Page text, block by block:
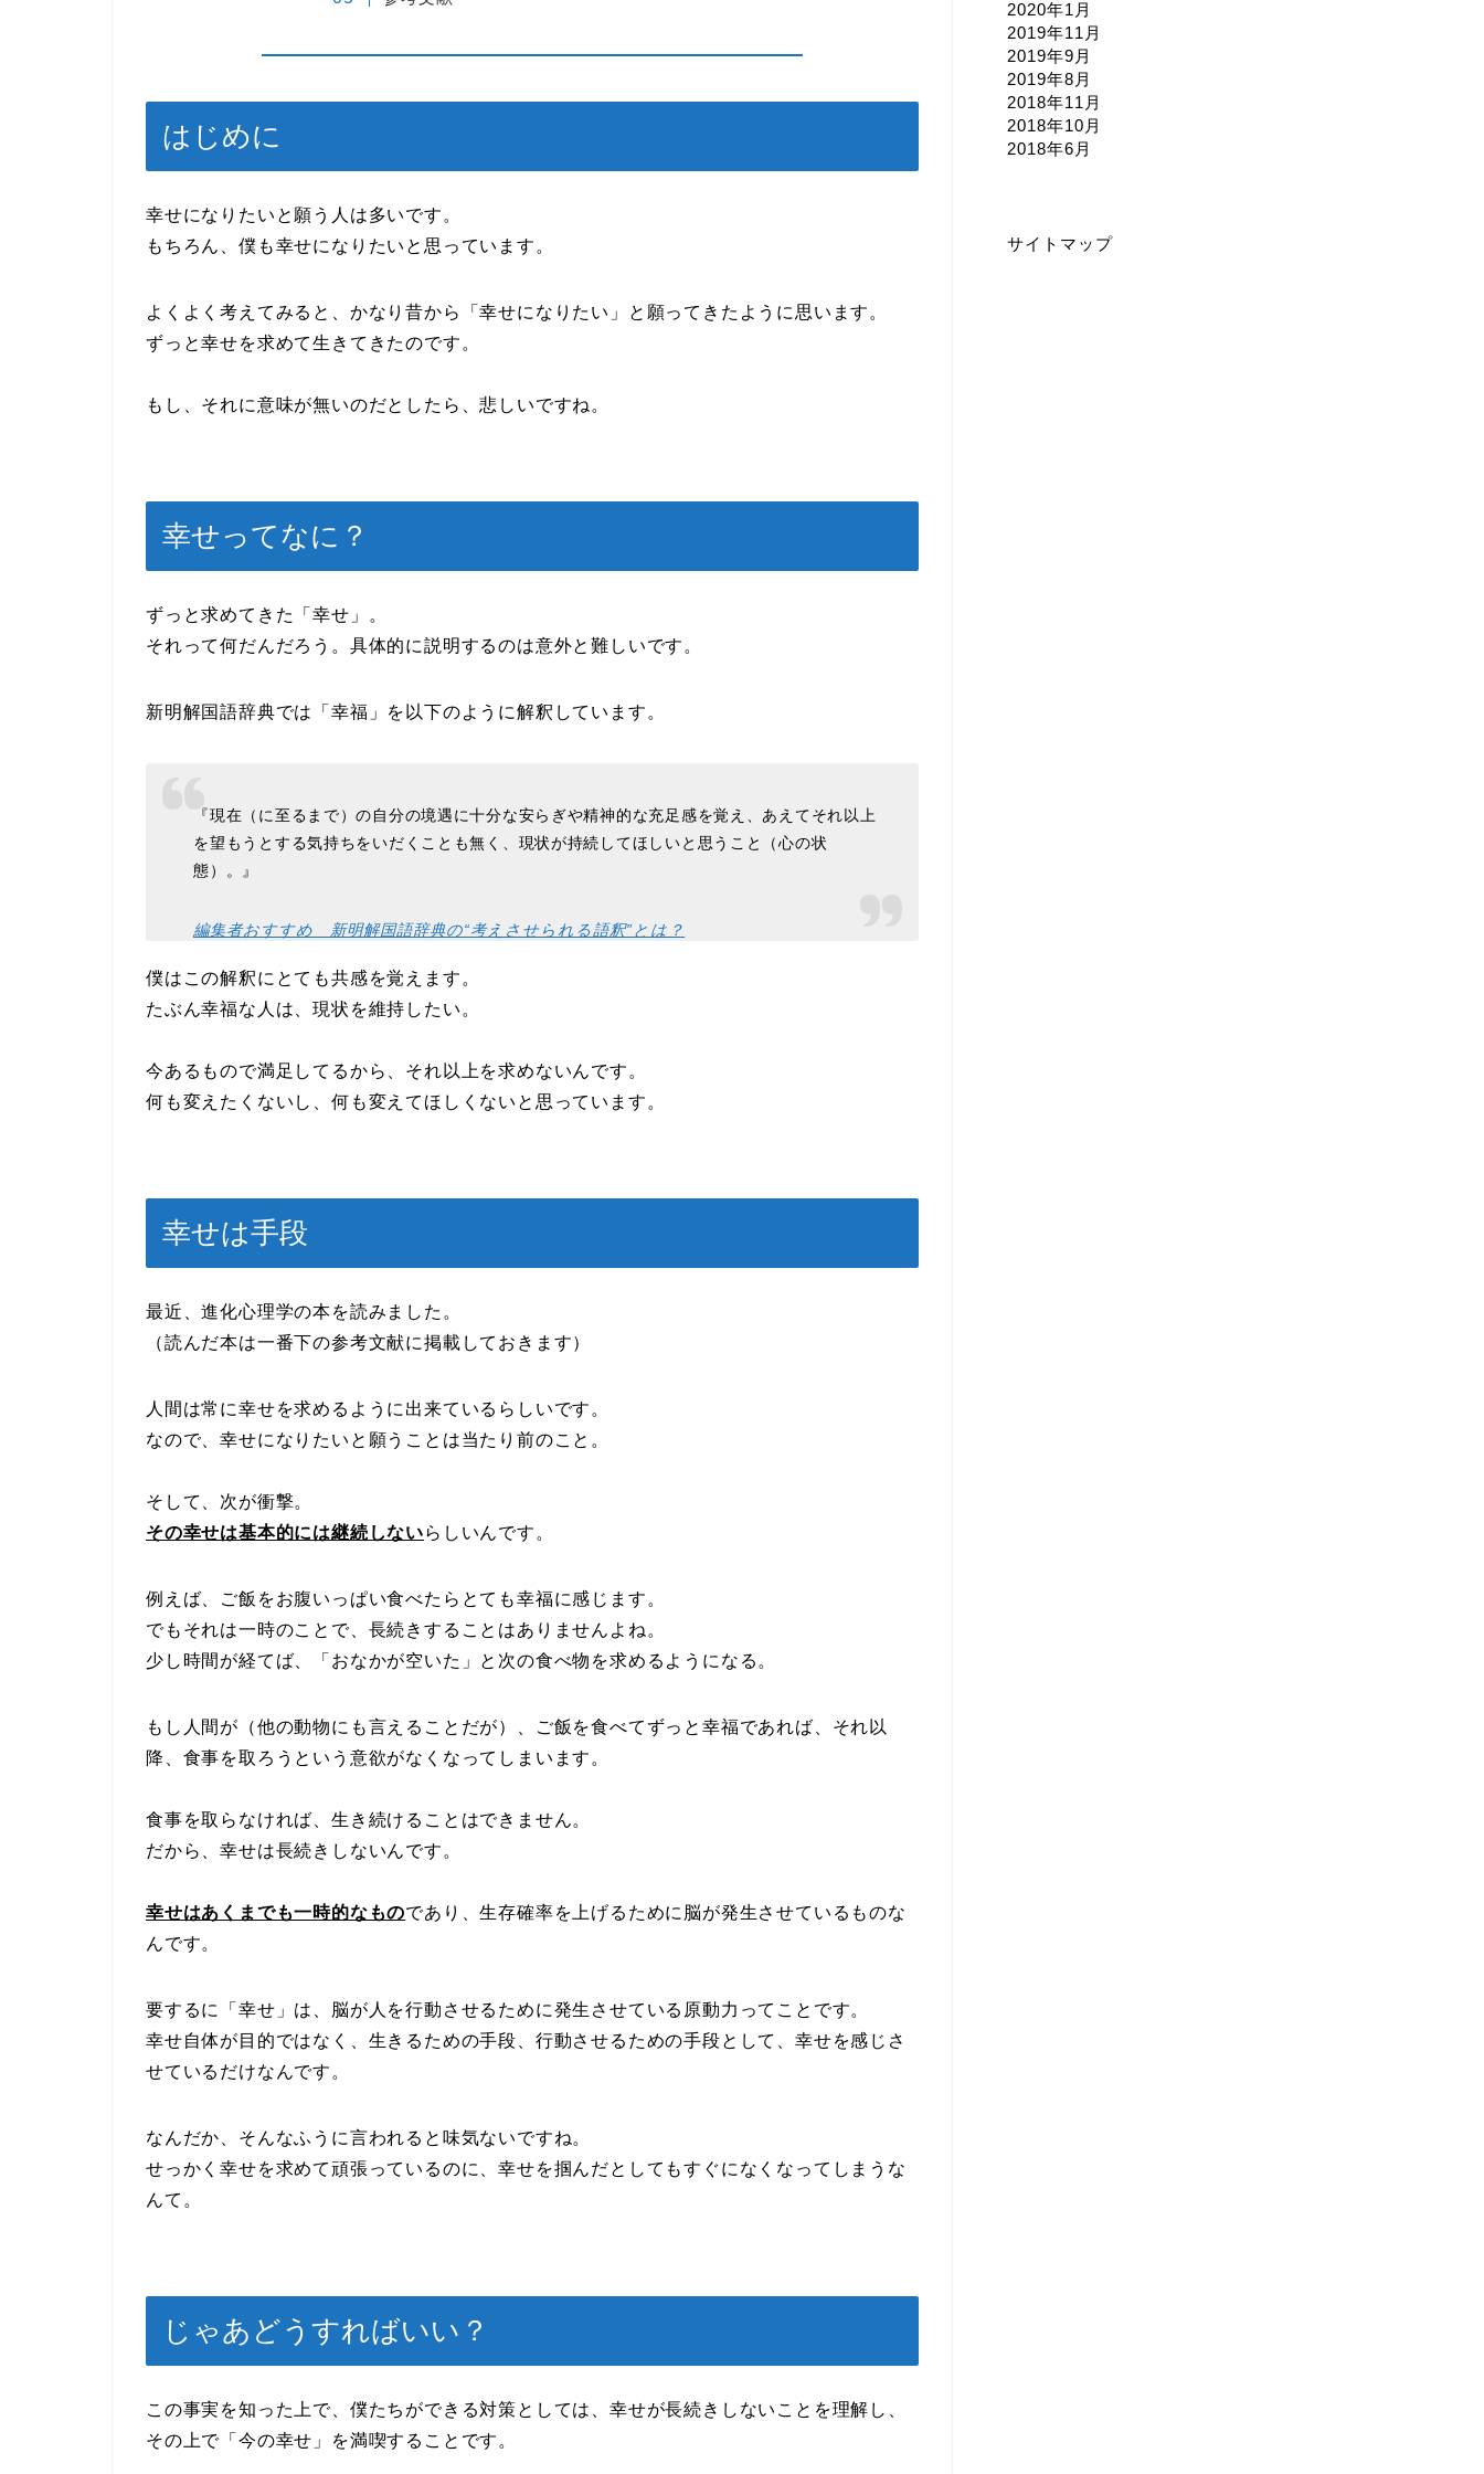
はじめに
幸せになりたいと願う人は多いです。
もちろん、僕も幸せになりたいと思っています。
よくよく考えてみると、かなり昔から「幸せになりたい」と願ってきたように思います。
ずっと幸せを求めて生きてきたのです。
もし、それに意味が無いのだとしたら、悲しいですね。
幸せってなに？
ずっと求めてきた「幸せ」。
それって何だんだろう。具体的に説明するのは意外と難しいです。
新明解国語辞典では「幸福」を以下のように解釈しています。
『現在（に至るまで）の自分の境遇に十分な安らぎや精神的な充足感を覚え、あえてそれ以上
を望もうとする気持ちをいだくことも無く、現状が持続してほしいと思うこと（心の状
態）。』
編集者おすすめ 新明解国語辞典の“考えさせられる語釈”とは？
僕はこの解釈にとても共感を覚えます。
たぶん幸福な人は、現状を維持したい。
今あるもので満足してるから、それ以上を求めないんです。
何も変えたくないし、何も変えてほしくないと思っています。
幸せは手段
最近、進化心理学の本を読みました。
（読んだ本は一番下の参考文献に掲載しておきます）
人間は常に幸せを求めるように出来ているらしいです。
なので、幸せになりたいと願うことは当たり前のこと。
そして、次が衝撃。
その幸せは基本的には継続しないらしいんです。
例えば、ご飯をお腹いっぱい食べたらとても幸福に感じます。
でもそれは一時のことで、長続きすることはありませんよね。
少し時間が経てば、「おなかが空いた」と次の食べ物を求めるようになる。
もし人間が（他の動物にも言えることだが）、ご飯を食べてずっと幸福であれば、それ以
降、食事を取ろうという意欲がなくなってしまいます。
食事を取らなければ、生き続けることはできません。
だから、幸せは長続きしないんです。
幸せはあくまでも一時的なものであり、生存確率を上げるために脳が発生させているものな
んです。
要するに「幸せ」は、脳が人を行動させるために発生させている原動力ってことです。
幸せ自体が目的ではなく、生きるための手段、行動させるための手段として、幸せを感じさ
せているだけなんです。
なんだか、そんなふうに言われると味気ないですね。
せっかく幸せを求めて頑張っているのに、幸せを掴んだとしてもすぐになくなってしまうな
んて。
じゃあどうすればいい？
この事実を知った上で、僕たちができる対策としては、幸せが長続きしないことを理解し、
その上で「今の幸せ」を満喫することです。
2020年1月
2019年11月
2019年9月
2019年8月
2018年11月
2018年10月
2018年6月
サイトマップ